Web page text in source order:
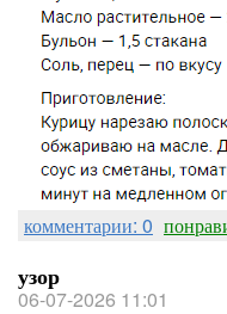
комментарии: 0
узор
06-07-2026 11:01